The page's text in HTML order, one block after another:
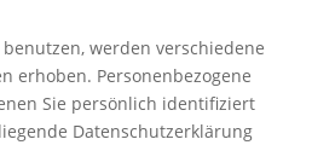
werden verschiedene
erhoben. Personenbezogene
Sie persönlich identifiziert
Datenschutzerklärung